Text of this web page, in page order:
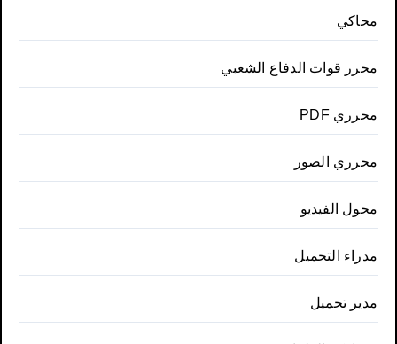
محاكي
محرر قوات الدفاع الشعبي
محرري PDF
محرري الصور
محول الفيديو
مدراء التحميل
مدير تحميل